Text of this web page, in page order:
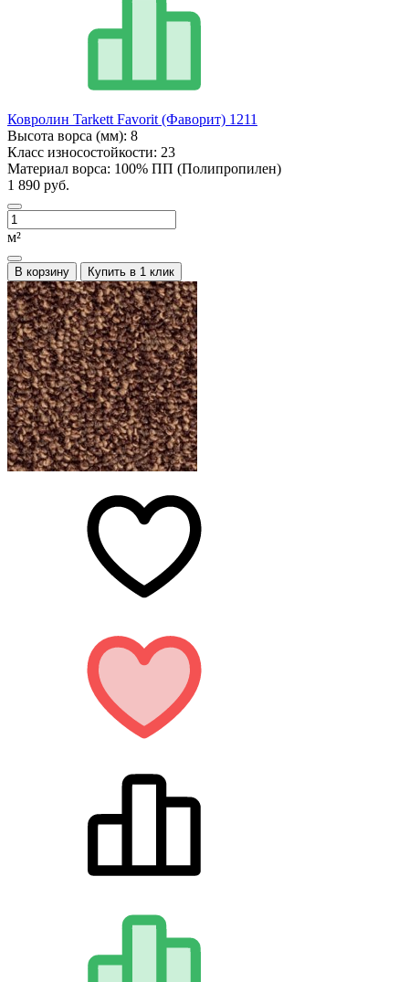
Ковролин Tarkett Favorit (Фаворит) 1211
Высота ворса (мм): 8
Класс износостойкости: 23
Материал ворса: 100% ПП (Полипропилен)
1 890 руб.
м²
В корзину Купить в 1 клик